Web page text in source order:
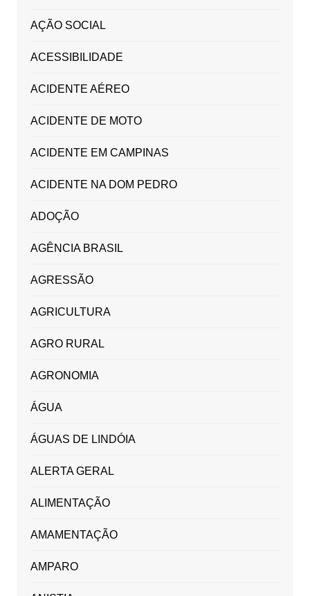
AÇÃO SOCIAL
ACESSIBILIDADE
ACIDENTE AÉREO
ACIDENTE DE MOTO
ACIDENTE EM CAMPINAS
ACIDENTE NA DOM PEDRO
ADOÇÃO
AGÊNCIA BRASIL
AGRESSÃO
AGRICULTURA
AGRO RURAL
AGRONOMIA
ÁGUA
ÁGUAS DE LINDÓIA
ALERTA GERAL
ALIMENTAÇÃO
AMAMENTAÇÃO
AMPARO